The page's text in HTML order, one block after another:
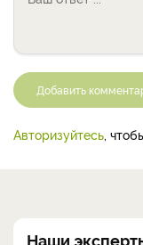
Добавить
Авторизуйтесь,
Наши